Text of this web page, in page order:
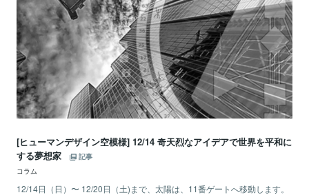
[ヒューマンデザイン空模様] 12/14 奇天烈なアイデアで世界を平和に
する夢想家
記事
コラム
12/14日（日）〜 12/20日（土)まで、太陽は、11番ゲートへ移動します。